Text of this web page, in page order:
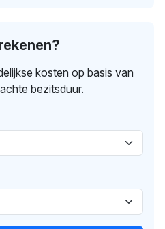
kosten op basis van
bezitsduur.